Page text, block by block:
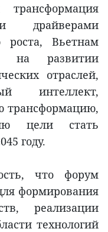
драйверами
роста, Вьетнам
на развитии
отраслей,
интеллект,
трансформацию,
цели стать
году.
что форум
формирования
реализации
технологий